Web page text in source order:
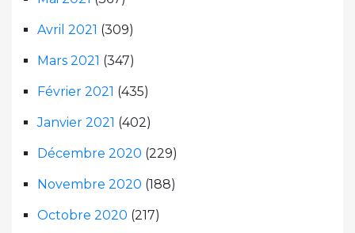
Avril 2021 (309)
Mars 2021 (347)
Février 2021 (435)
Janvier 2021 (402)
Décembre 2020 (229)
Novembre 2020 (188)
Octobre 2020 (217)